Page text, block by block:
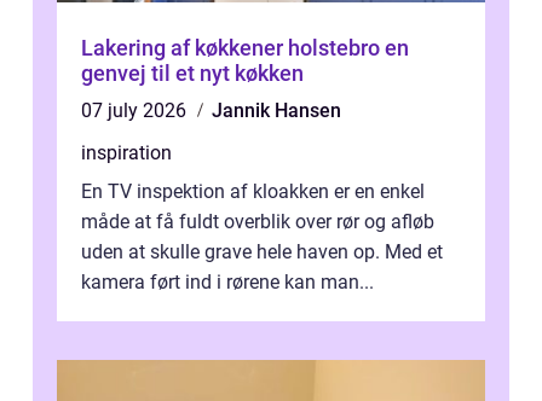
Lakering af køkkener holstebro en
genvej til et nyt køkken
07 july 2026
Jannik Hansen
inspiration
En TV inspektion af kloakken er en enkel
måde at få fuldt overblik over rør og afløb
uden at skulle grave hele haven op. Med et
kamera ført ind i rørene kan man...